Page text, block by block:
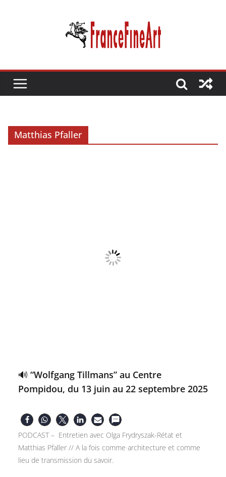
Matthias Pfaller
🔊 “Wolfgang Tillmans” au Centre
Pompidou, du 13 juin au 22 septembre 2025
PODCAST – Entretien avec Olga Frydryszak-Rétat et
Matthias Pfaller // A la fois comme architecture et comme
lieu de transmission du savoir.